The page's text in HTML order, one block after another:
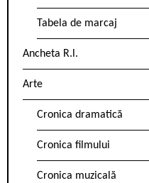
Tabela de marcaj
Ancheta R.l.
Arte
Cronica dramatică
Cronica filmului
Cronica muzicală